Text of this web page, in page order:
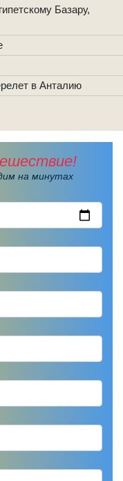
Базару,
в Анталию
на минутах